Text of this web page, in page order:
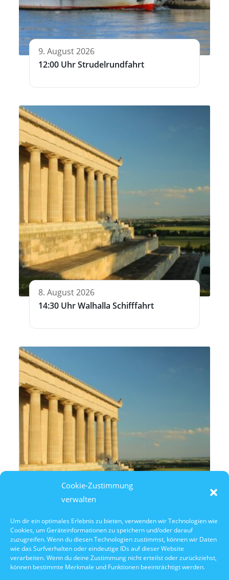
Cookie-Zustimmung
verwalten
Um dir ein optimales Erlebnis zu bieten, verwenden wir Technologien wie
Cookies, um Geräteinformationen zu speichern und/oder darauf
zuzugreifen. Wenn du diesen Technologien zustimmst, können wir Daten
wie das Surfverhalten oder eindeutige IDs auf dieser Website
verarbeiten. Wenn du deine Zustimmung nicht erteilst oder zurückziehst,
können bestimmte Merkmale und Funktionen beeinträchtigt werden.
9. August 2026
12:00 Uhr Strudelrundfahrt
8. August 2026
14:30 Uhr Walhalla Schifffahrt
10. Oktober 2026
10:30 Uhr Walhalla Schifffahrt